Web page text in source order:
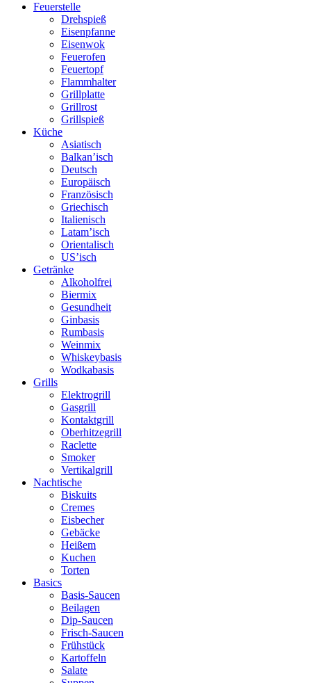
Feuerstelle
Drehspieß
Eisenpfanne
Eisenwok
Feuerofen
Feuertopf
Flammhalter
Grillplatte
Grillrost
Grillspieß
Küche
Asiatisch
Balkan’isch
Deutsch
Europäisch
Französisch
Griechisch
Italienisch
Latam’isch
Orientalisch
US’isch
Getränke
Alkoholfrei
Biermix
Gesundheit
Ginbasis
Rumbasis
Weinmix
Whiskeybasis
Wodkabasis
Grills
Elektrogrill
Gasgrill
Kontaktgrill
Oberhitzegrill
Raclette
Smoker
Vertikalgrill
Nachtische
Biskuits
Cremes
Eisbecher
Gebäcke
Heißem
Kuchen
Torten
Basics
Basis-Saucen
Beilagen
Dip-Saucen
Frisch-Saucen
Frühstück
Kartoffeln
Salate